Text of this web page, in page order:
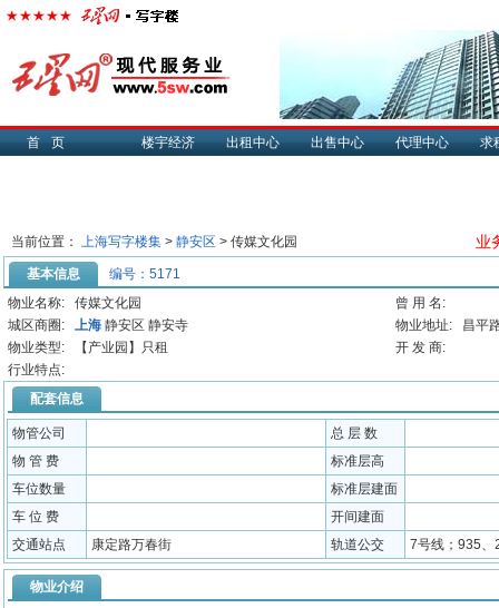
首页 楼宇经济 出租中心 出售中心 代理中心 求
当前位置： 上海写字楼集 > 静安区 > 传媒文化园 业
基本信息
编号：5171
物业名称:
传媒文化园
曾 用 名:
城区商圈:
上海 静安区 静安寺 物业地址:
昌平
物业类型:
【产业园】只租
开 发 商:
行业特点:
配套信息
物管公司
总 层 数
物 管 费
标准层高
车位数量
标准层建面
车 位 费
开间建面
交通站点
康定路万春街 轨道公交 7号线；935、
物业介绍